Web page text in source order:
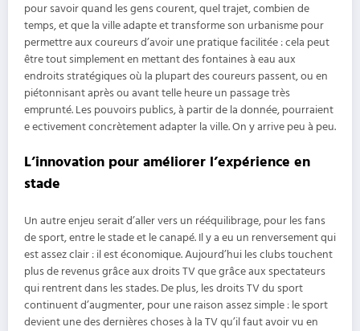
pour savoir quand les gens courent, quel trajet, combien de
temps, et que la ville adapte et transforme son urbanisme pour
permettre aux coureurs d’avoir une pratique facilitée : cela peut
être tout simplement en mettant des fontaines à eau aux
endroits stratégiques où la plupart des coureurs passent, ou en
piétonnisant après ou avant telle heure un passage très
emprunté. Les pouvoirs publics, à partir de la donnée, pourraient
e ectivement concrètement adapter la ville. On y arrive peu à peu.
L’innovation pour améliorer l’expérience en
stade
Un autre enjeu serait d’aller vers un rééquilibrage, pour les fans
de sport, entre le stade et le canapé. Il y a eu un renversement qui
est assez clair : il est économique. Aujourd’hui les clubs touchent
plus de revenus grâce aux droits TV que grâce aux spectateurs
qui rentrent dans les stades. De plus, les droits TV du sport
continuent d’augmenter, pour une raison assez simple : le sport
devient une des dernières choses à la TV qu’il faut avoir vu en